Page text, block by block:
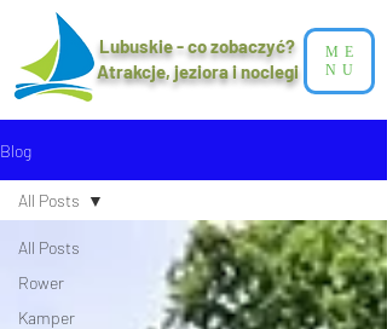
Lubuskie - co zobaczyć?
Atrakcje, jeziora i noclegi​
ME
NU
Blog
All Posts
Rower
Kamper
All Posts